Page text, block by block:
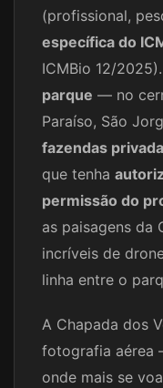
(profissional,
específica do
ICMBio 12/
parque — no
Paraíso, São
fazendas
que tenha
permissão do
as paisagens da
incríveis de
linha entre o
A Chapada dos
fotografia aérea
onde mais se